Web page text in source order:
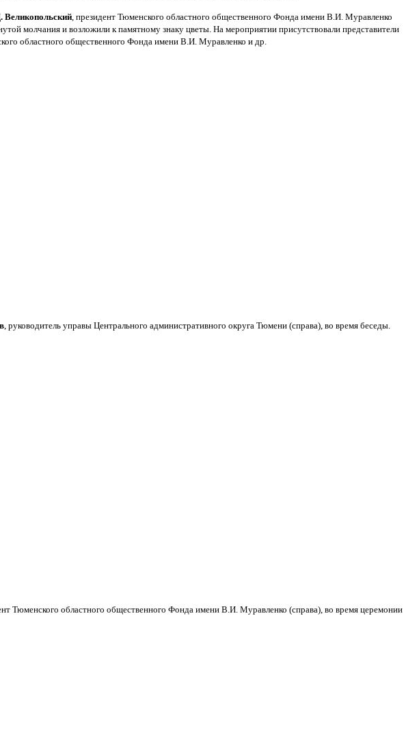
Великопольский , президент Тюменского областного общественного Фонда имени В.И. Муравленко
молчания и возложили к памятному знаку цветы. На мероприятии присутствовали представители
областного общественного Фонда имени В.И. Муравленко и др.
, руководитель управы Центрального административного округа Тюмени (справа), во время беседы.
Тюменского областного общественного Фонда имени В.И. Муравленко (справа), во время церемонии